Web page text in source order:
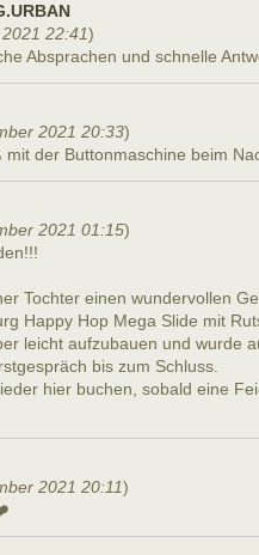
22:41)
Absprachen und schnelle
2021 20:33)
mit der Buttonmaschine beim
2021 01:15)
Tochter einen wundervollen
Happy Hop Mega Slide mit
leicht aufzubauen und wurde
bis zum Schluss.
hier buchen, sobald eine
2021 20:11)